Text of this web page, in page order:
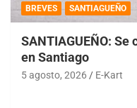
BREVES SANTIAGUEÑO
SANTIAGUEÑO:
en Santiago
5 agosto, 2026 E-Kart